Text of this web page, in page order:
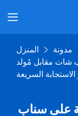
المنزل
مدونة
شات مقابل مُولد
على سناب